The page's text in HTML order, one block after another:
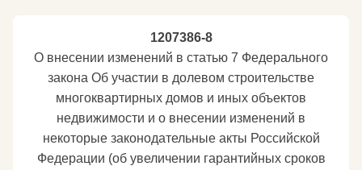
1207386-8
О внесении изменений в статью 7 Федерального
закона Об участии в долевом строительстве
многоквартирных домов и иных объектов
недвижимости и о внесении изменений в
некоторые законодательные акты Российской
Федерации (об увеличении гарантийных сроков